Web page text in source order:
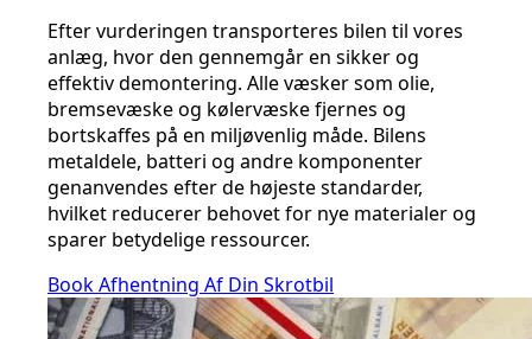
Efter vurderingen transporteres bilen til vores
anlæg, hvor den gennemgår en sikker og
effektiv demontering. Alle væsker som olie,
bremsevæske og kølervæske fjernes og
bortskaffes på en miljøvenlig måde. Bilens
metaldele, batteri og andre komponenter
genanvendes efter de højeste standarder,
hvilket reducerer behovet for nye materialer og
sparer betydelige ressourcer.
Book Afhentning Af Din Skrotbil